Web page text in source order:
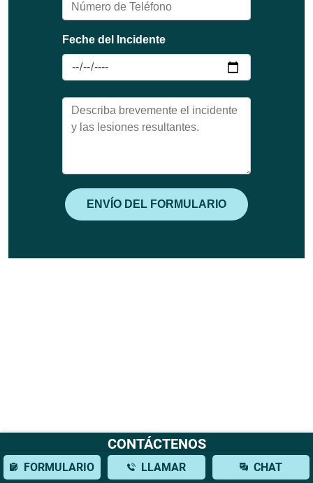
CONTÁCTENOS
FORMULARIO LLAMAR CHAT